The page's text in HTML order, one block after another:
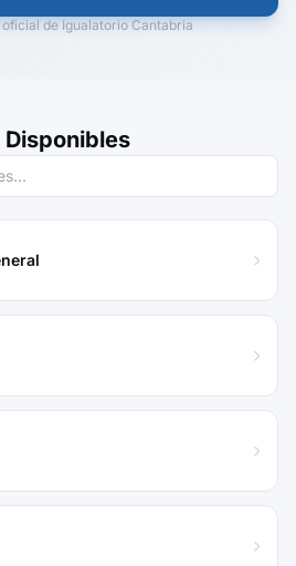
de Igualatorio Cantabria